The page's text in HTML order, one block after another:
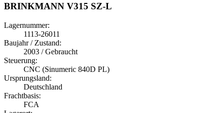
BRINKMANN V315 SZ-L
Lagernummer:
1113-26011
Baujahr / Zustand:
2003 / Gebraucht
Steuerung:
CNC (Sinumeric 840D PL)
Ursprungsland:
Deutschland
Frachtbasis:
FCA